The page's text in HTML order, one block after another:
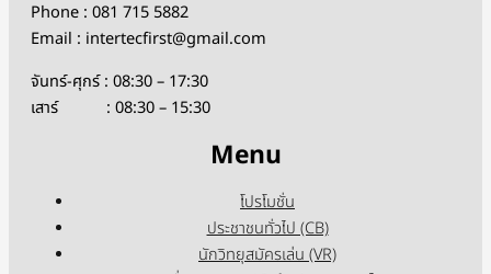
Phone : 081 715 5882
Email : intertecfirst@gmail.com
จันทร์-ศุกร์ : 08:30 – 17:30
เสาร์ : 08:30 – 15:30
Menu
โปรโมชั่น
ประชาชนทั่วไป (CB)
นักวิทยุสมัครเล่น (VR)